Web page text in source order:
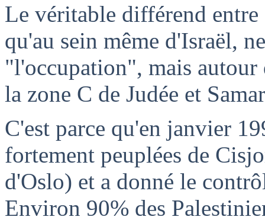
Le véritable différend
qu'au sein même d'Israël,
"l'occupation", mais autour
la zone C de Judée et
C'est parce qu'en janvier
fortement peuplées de
d'Oslo) et a donné le
Environ 90% des